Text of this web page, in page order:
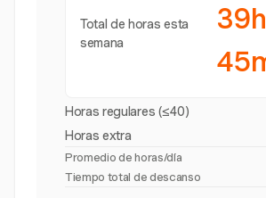
Total de horas esta
semana
39h
Horas regulares (≤40)
Horas extra
Promedio de horas/día
Tiempo total de descanso